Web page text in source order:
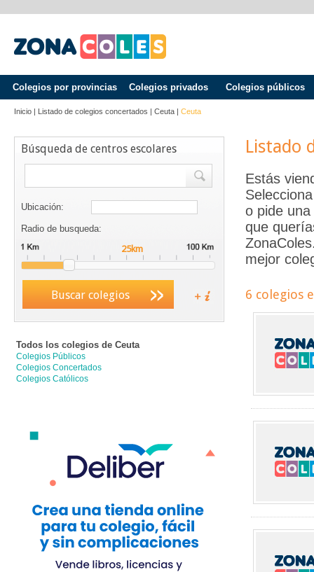
Colegios por provincias Colegios privados Colegios públicos
Inicio | Listado de colegios concertados | Ceuta | Ceuta
Búsqueda de centros escolares
Ubicación:
Radio de busqueda:
Buscar colegios
Todos los colegios de Ceuta
Colegios Públicos
Colegios Concertados
Colegios Católicos
Listado
Estás
o pide
que
mejor
6 colegios